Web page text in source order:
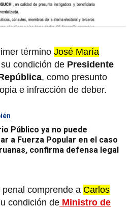
término José María
condición de Presidente
, como presunto
e infracción de deber.
Público ya no puede
a Fuerza Popular en el caso
confirma defensa legal
comprende a Carlos
condición de Ministro de